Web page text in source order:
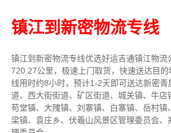
镇江到新密物流专线
镇江到新密物流专线优选好运吉通镇江物流
720.27公里， 极速上门取货，快速送达目
线用时约8小时，预计1-2天即可送达新密
道、西大街街道、矿区街道、城关镇、牛店
苟堂镇、大隗镇、刘寨镇、白寨镇、岳村镇
梁镇、袁庄乡、伏羲山风景区管理委员会、